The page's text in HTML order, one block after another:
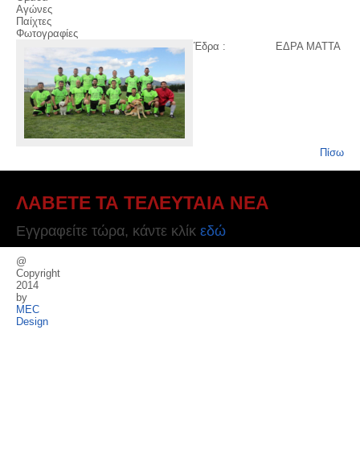
Αγώνες
Παίχτες
Φωτογραφίες
Έδρα :
ΕΔΡΑ ΜΑΤΤΑ
Πίσω
ΛΑΒΕΤΕ ΤΑ ΤΕΛΕΥΤΑΙΑ ΝΕΑ
Εγγραφείτε τώρα, κάντε κλίκ εδώ
@
Copyright
2014
by
MEC
Design